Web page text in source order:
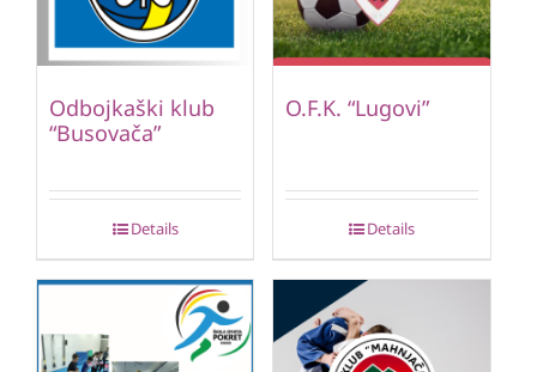
Odbojkaški klub
“Busovača”
Details
O.F.K. “Lugovi”
Details